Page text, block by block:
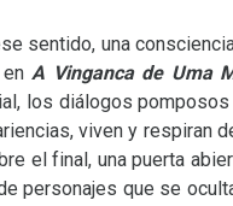
una consciencia
A Vinganca de Uma
los diálogos
viven y respiran
el final, una puerta
personajes que se